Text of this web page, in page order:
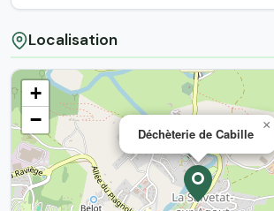
Localisation
Déchèterie de Cabille
×
+
−